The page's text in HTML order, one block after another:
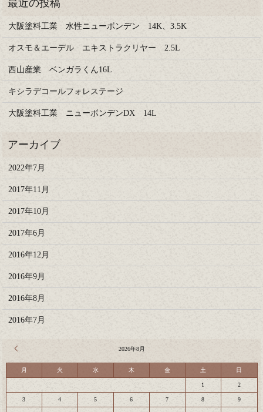
大阪塗料工業 水性ニューボンデン 14K、3.5K
オスモ＆エーデル エキストラクリヤー 2.5L
西山産業 ベンガラくん16L
キシラデコールフォレステージ
大阪塗料工業 ニューボンデンDX 14L
2022年7月
2017年11月
2017年10月
2017年6月
2016年12月
2016年9月
2016年8月
2016年7月
2026年8月
月 火 水 木 金 土 日
1 2
3 4 5 6 7 8 9